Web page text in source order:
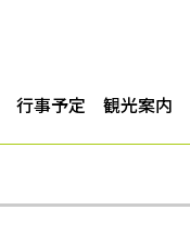
行事予定 観光案内